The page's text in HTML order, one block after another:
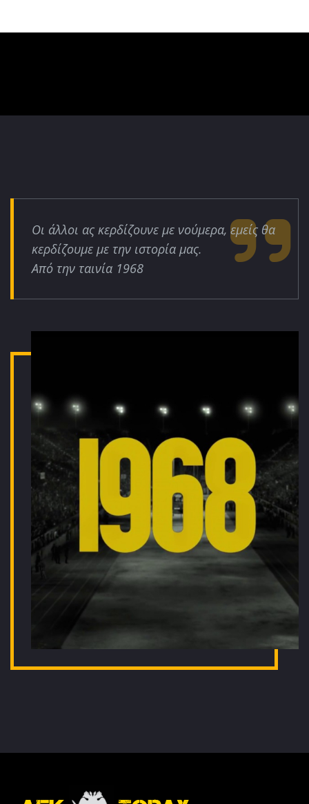
Οι άλλοι ας κερδίζουνε με νούμερα, εμείς θα
κερδίζουμε με την ιστορία μας.
Από την ταινία 1968